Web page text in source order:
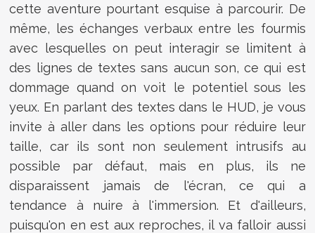
cette aventure pourtant esquise à parcourir. De
même, les échanges verbaux entre les fourmis
avec lesquelles on peut interagir se limitent à
des lignes de textes sans aucun son, ce qui est
dommage quand on voit le potentiel sous les
yeux. En parlant des textes dans le HUD, je vous
invite à aller dans les options pour réduire leur
taille, car ils sont non seulement intrusifs au
possible par défaut, mais en plus, ils ne
disparaissent jamais de l'écran, ce qui a
tendance à nuire à l'immersion. Et d'ailleurs,
puisqu'on en est aux reproches, il va falloir aussi